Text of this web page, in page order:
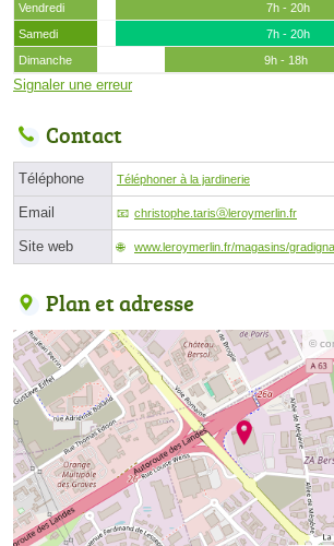
Vendredi
7h - 20h
Samedi
7h - 20h
Dimanche
9h - 18h
Signaler une erreur
Contact
Téléphone Téléphoner à la jardinerie
Email christophe.tarisⓐleroymerlin.fr
Site web www.leroymerlin.fr/magasins/
Plan et adresse
©